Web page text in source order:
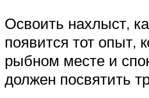
Освоить нахлыст,
появится тот опыт,
рыбном месте и
должен посвятить